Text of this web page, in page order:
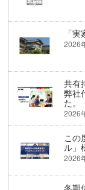
「
2026
共有
弊社
た。
2026
この
ル」
2026